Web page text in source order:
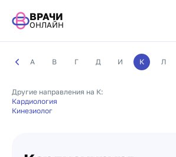
ВРАЧИ
ОНЛАЙН
А В Г Д И К Л
Другие направления на К:
Кардиология
Кинезиолог